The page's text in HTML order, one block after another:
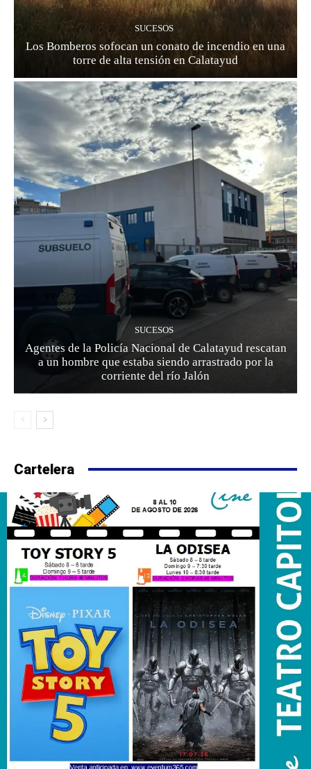
SUCESOS
Los Bomberos sofocan un conato de incendio en una
torre de alta tensión en Calatayud
SUCESOS
Agentes de la Policía Nacional de Calatayud rescatan
a un hombre que estaba siendo arrastrado por la
corriente del río Jalón
Cartelera